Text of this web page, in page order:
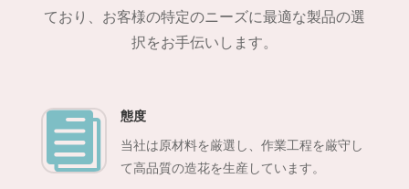
ており、お客様の特定のニーズに最適な製品の選
択をお手伝いします。
 態度
当社は原材料を厳選し、作業工程を厳守し
て高品質の造花を生産しています。